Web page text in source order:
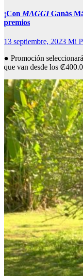
¡Con MAGGIGanás
premios
13 septiembre, 2023 Mi
● Promoción
que van desde los